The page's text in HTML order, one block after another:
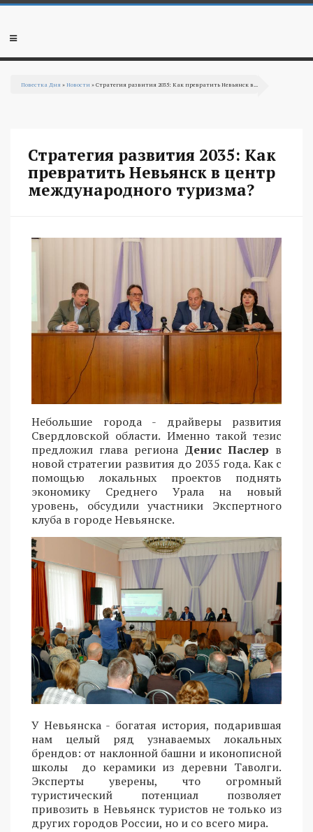
Перейти к основному содержанию
Мобильное
Повестка Дня »Новости » Стратегия развития 2035: Как превратить Невьянск в...
Стратегия развития 2035: Как
превратить Невьянск в центр
международного туризма?
Небольшие города - драйверы развития
Свердловской области. Именно такой тезис
предложил глава региона Денис Паслер в
новой стратегии развития до 2035 года. Как с
помощью локальных проектов поднять
экономику Среднего Урала на новый
уровень, обсудили участники Экспертного
клуба в городе Невьянске.
У Невьянска - богатая история, подарившая
нам целый ряд узнаваемых локальных
брендов: от наклонной башни и иконописной
школы до керамики из деревни Таволги.
Эксперты уверены, что огромный
туристический потенциал позволяет
привозить в Невьянск туристов не только из
других городов России, но и со всего мира.